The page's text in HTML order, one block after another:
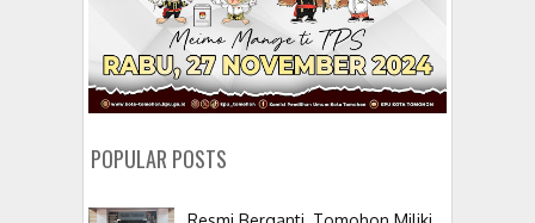
POPULAR POSTS